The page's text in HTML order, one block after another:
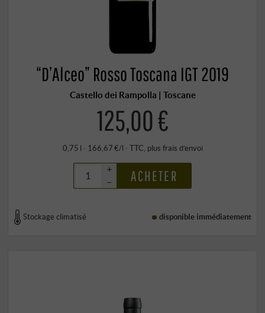
“D’Alceo” Rosso Toscana IGT 2019
Castello dei Rampolla | Toscane
125,00 €
0,75 l · 166,67 €/l · TTC , plus frais d’envoi
+
–
ACHETER
Stockage climatisé disponible immédiatement